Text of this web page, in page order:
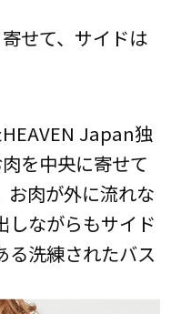
せて、サイドは
Japan独
を中央に寄せて
お肉が外に流れな
しながらもサイド
る洗練されたバス